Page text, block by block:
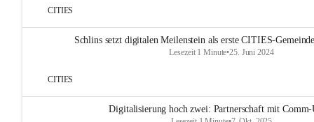
CITIES
Schlins setzt digitalen Meilenstein als erste CITIES-
Lesezeit 1 Minute•25. Juni 2024
CITIES
Digitalisierung hoch zwei: Partnerschaft mit